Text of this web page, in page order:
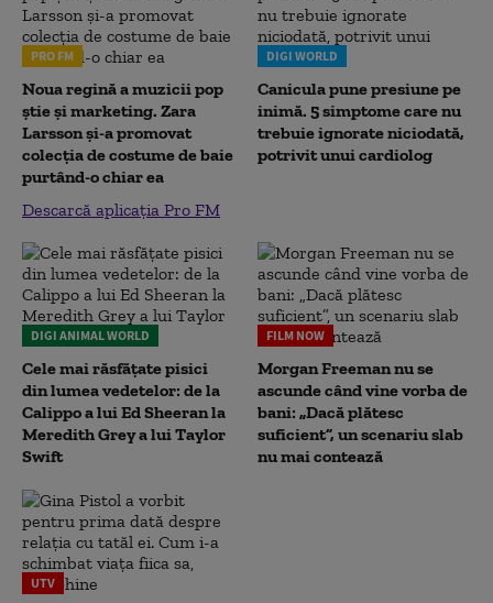
PRO FM
Noua regină a muzicii pop
știe și marketing. Zara
Larsson și-a promovat
colecția de costume de baie
purtând-o chiar ea
Descarcă aplicația Pro FM
DIGI WORLD
Canicula pune presiune pe
inimă. 5 simptome care nu
trebuie ignorate niciodată,
potrivit unui cardiolog
DIGI ANIMAL WORLD
Cele mai răsfățate pisici
din lumea vedetelor: de la
Calippo a lui Ed Sheeran la
Meredith Grey a lui Taylor
Swift
FILM NOW
Morgan Freeman nu se
ascunde când vine vorba de
bani: „Dacă plătesc
suficient”, un scenariu slab
nu mai contează
UTV